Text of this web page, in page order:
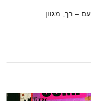
– רך, מגוון